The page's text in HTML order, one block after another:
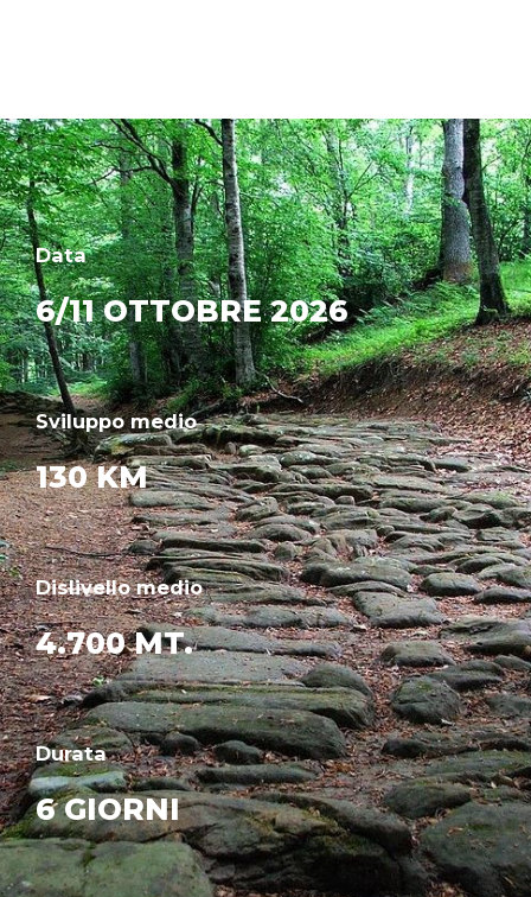
Data
6/11 OTTOBRE 2026
Sviluppo medio
130 KM
Dislivello medio
4.700 MT.
Durata
6 GIORNI